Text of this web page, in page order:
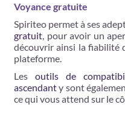
Voyance gratuite
Spiriteo permet à ses
gratuit, pour avoir un
découvrir ainsi la fiabilité
plateforme.
Lesoutils de
ascendanty sont
ce qui vous attend sur le